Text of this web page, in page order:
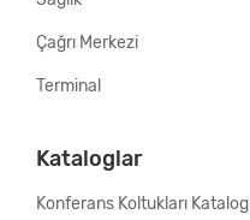
Çağrı Merkezi
Terminal
Kataloglar
Konferans Koltukları Katalog